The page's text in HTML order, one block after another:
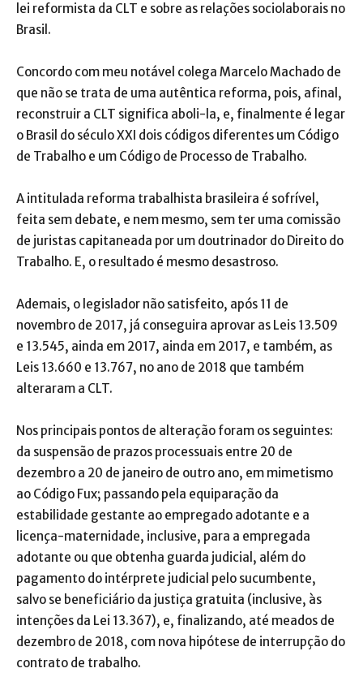
lei reformista da CLT e sobre as relações sociolaborais no
Brasil.
Concordo com meu notável colega Marcelo Machado de
que não se trata de uma autêntica reforma, pois, afinal,
reconstruir a CLT significa aboli-la, e, finalmente é legar
o Brasil do século XXI dois códigos diferentes um Código
de Trabalho e um Código de Processo de Trabalho.
A intitulada reforma trabalhista brasileira é sofrível,
feita sem debate, e nem mesmo, sem ter uma comissão
de juristas capitaneada por um doutrinador do Direito do
Trabalho. E, o resultado é mesmo desastroso.
Ademais, o legislador não satisfeito, após 11 de
novembro de 2017, já conseguira aprovar as Leis 13.509
e 13.545, ainda em 2017, ainda em 2017, e também, as
Leis 13.660 e 13.767, no ano de 2018 que também
alteraram a CLT.
Nos principais pontos de alteração foram os seguintes:
da suspensão de prazos processuais entre 20 de
dezembro a 20 de janeiro de outro ano, em mimetismo
ao Código Fux; passando pela equiparação da
estabilidade gestante ao empregado adotante e a
licença-maternidade, inclusive, para a empregada
adotante ou que obtenha guarda judicial, além do
pagamento do intérprete judicial pelo sucumbente,
salvo se beneficiário da justiça gratuita (inclusive, às
intenções da Lei 13.367), e, finalizando, até meados de
dezembro de 2018, com nova hipótese de interrupção do
contrato de trabalho.